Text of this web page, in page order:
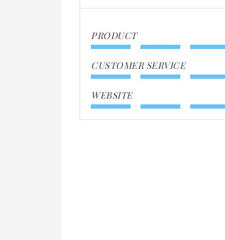
PRODUCT
CUSTOMER SERVICE
WEBSITE